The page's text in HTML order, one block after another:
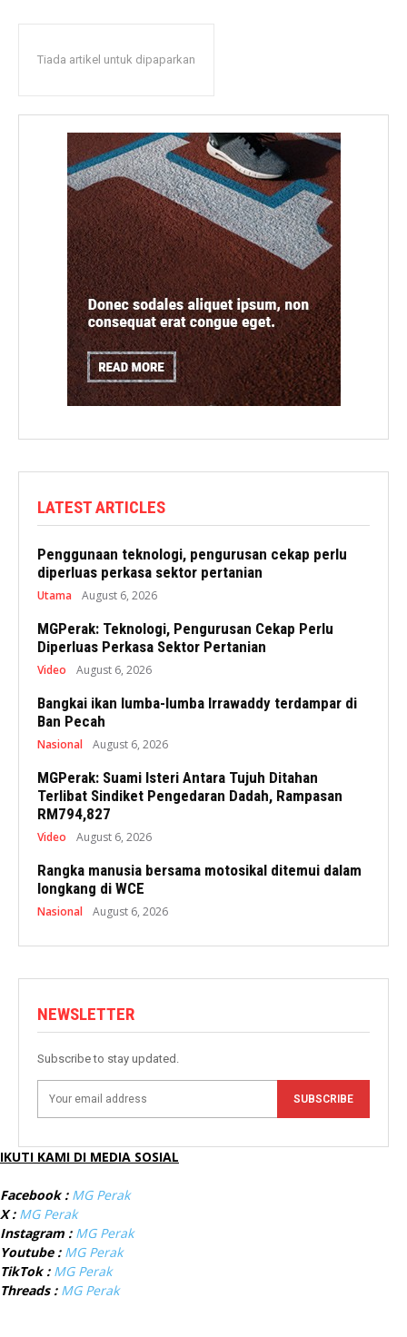
Tiada artikel untuk dipaparkan
LATEST ARTICLES
Penggunaan teknologi, pengurusan cekap perlu
diperluas perkasa sektor pertanian
Utama August 6, 2026
MGPerak: Teknologi, Pengurusan Cekap Perlu
Diperluas Perkasa Sektor Pertanian
Video August 6, 2026
Bangkai ikan lumba-lumba Irrawaddy terdampar di
Ban Pecah
Nasional August 6, 2026
MGPerak: Suami Isteri Antara Tujuh Ditahan
Terlibat Sindiket Pengedaran Dadah, Rampasan
RM794,827
Video August 6, 2026
Rangka manusia bersama motosikal ditemui dalam
longkang di WCE
Nasional August 6, 2026
NEWSLETTER
Subscribe to stay updated.
SUBSCRIBE
IKUTI KAMI DI MEDIA SOSIAL
Facebook : MG Perak
X : MG Perak
Instagram : MG Perak
Youtube : MG Perak
TikTok : MG Perak
Threads : MG Perak